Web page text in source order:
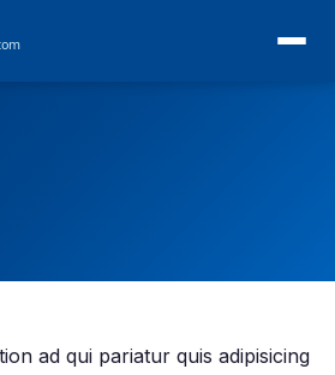
ad qui pariatur quis adipisicing